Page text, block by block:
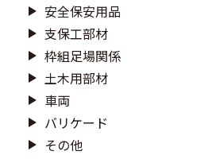
安全保安用品
支保工部材
枠組足場関係
土木用部材
車両
バリケード
その他